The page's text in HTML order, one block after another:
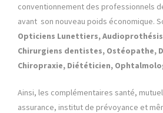
conventionnement des professionnels
avant son nouveau poids économique.
Opticiens Lunettiers,
Chirurgiens dentistes, Ostéopathe,
Chiropraxie, Diététicien,
Ainsi, les complémentaires santé,
assurance, institut de prévoyance et